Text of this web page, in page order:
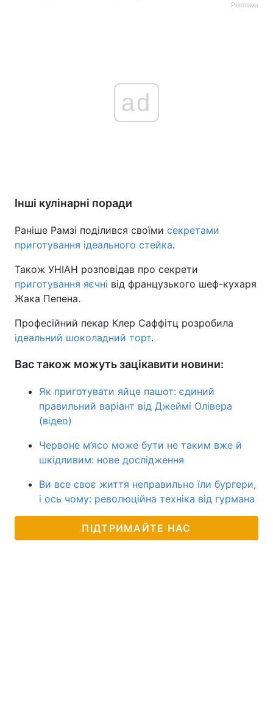
Реклама
ad
Інші кулінарні поради
Раніше Рамзі поділився своїми секретами
приготування ідеального стейка.
Також УНІАН розповідав про секрети
приготування яєчні від французького шеф-кухаря
Жака Пепена.
Професійний пекар Клер Саффітц розробила
ідеальний шоколадний торт.
Вас також можуть зацікавити новини:
Як приготувати яйце пашот: єдиний
правильний варіант від Джеймі Олівера
(відео)
Червоне м’ясо може бути не таким вже й
шкідливим: нове дослідження
Ви все своє життя неправильно їли бургери,
і ось чому: революційна техніка від гурмана
ПІДТРИМАЙТЕ НАС